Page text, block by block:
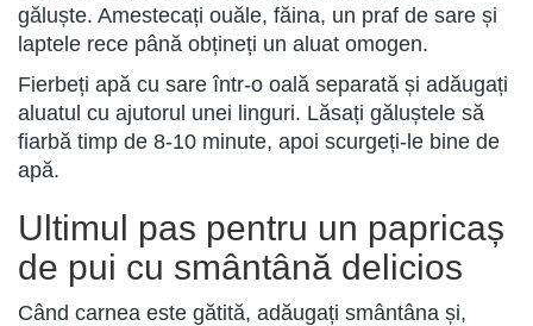
găluște. Amestecați ouăle, făina, un praf de sare și
laptele rece până obțineți un aluat omogen.
Fierbeți apă cu sare într-o oală separată și adăugați
aluatul cu ajutorul unei linguri. Lăsați găluștele să
fiarbă timp de 8-10 minute, apoi scurgeți-le bine de
apă.
Ultimul pas pentru un papricaș
de pui cu smântână delicios
Când carnea este gătită, adăugați smântâna și,